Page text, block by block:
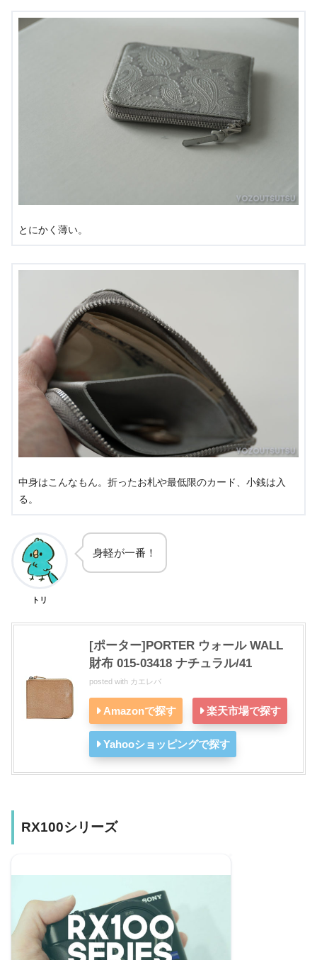
とにかく薄い。
中身はこんなもん。折ったお札や最低限のカード、小銭は入
る。
トリ
身軽が一番！
[ポーター]PORTER ウォール WALL
財布 015-03418 ナチュラル/41
posted with カエレバ
Amazonで探す 楽天市場で探す
Yahooショッピングで探す
RX100シリーズ